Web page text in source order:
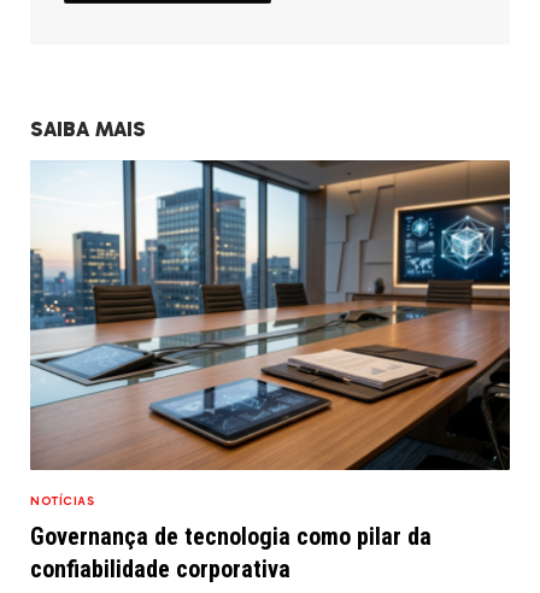
SAIBA MAIS
NOTÍCIAS
Governança de tecnologia como pilar da
confiabilidade corporativa